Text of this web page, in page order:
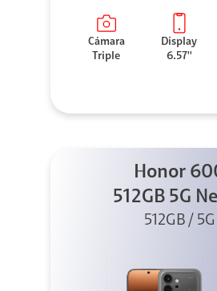
Cámara
Triple
Display
6.57''
Honor
512GB 5G
+ Clip 2
512GB / 5G